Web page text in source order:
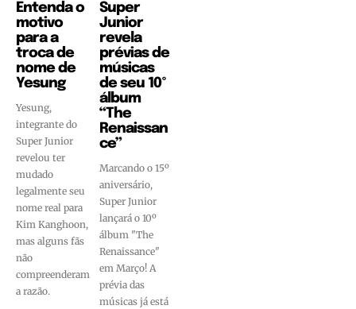
Entenda o
motivo
para a
troca de
nome de
Yesung
Yesung,
integrante do
Super Junior
revelou ter
mudado
legalmente seu
nome real para
Kim Kanghoon,
mas alguns fãs
não
compreenderam
a razão.
Super
Junior
revela
prévias de
músicas
de seu 10º
álbum
“The
Renaissan
ce”
Marcando o 15º
aniversário,
Super Junior
lançará o 10º
álbum "The
Renaissance"
em Março! A
prévia das
músicas já está